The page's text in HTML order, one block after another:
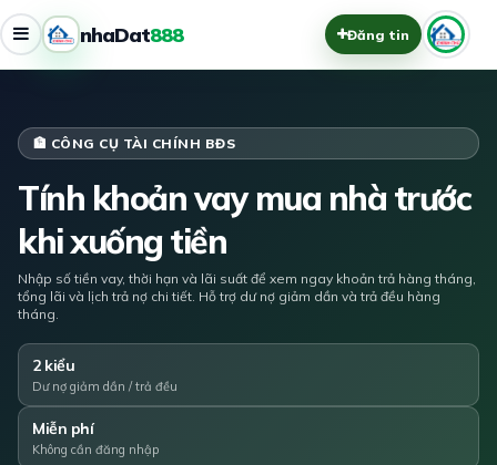
nhaDat888 Đăng tin
🏦 CÔNG CỤ TÀI CHÍNH BĐS
Tính khoản vay mua nhà trước
khi xuống tiền
Nhập số tiền vay, thời hạn và lãi suất để xem ngay khoản trả hàng tháng,
tổng lãi và lịch trả nợ chi tiết. Hỗ trợ dư nợ giảm dần và trả đều hàng
tháng.
2 kiểu
Dư nợ giảm dần / trả đều
Miễn phí
Không cần đăng nhập